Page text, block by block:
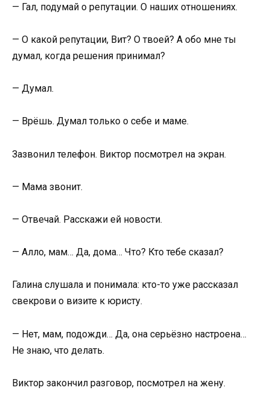
— Гал, подумай о репутации. О наших отношениях.
— О какой репутации, Вит? О твоей? А обо мне ты
думал, когда решения принимал?
— Думал.
— Врёшь. Думал только о себе и маме.
Зазвонил телефон. Виктор посмотрел на экран.
— Мама звонит.
— Отвечай. Расскажи ей новости.
— Алло, мам… Да, дома… Что? Кто тебе сказал?
Галина слушала и понимала: кто-то уже рассказал
свекрови о визите к юристу.
— Нет, мам, подожди… Да, она серьёзно настроена…
Не знаю, что делать.
Виктор закончил разговор, посмотрел на жену.